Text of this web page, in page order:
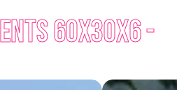
and Honey respond to light
character – different every
paving is suitable for
paths and public spaces.
60x30x6 -